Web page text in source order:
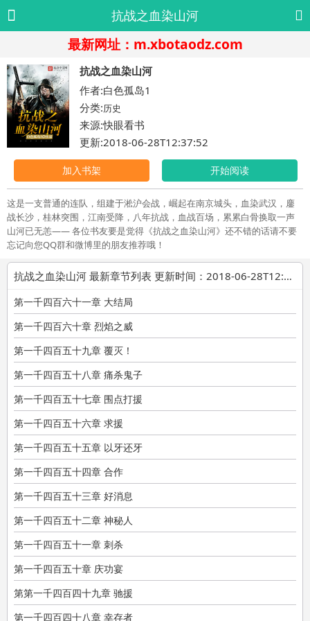
抗战之血染山河
最新网址：m.xbotaodz.com
抗战之血染山河
作者:白色孤岛1
分类:历史
来源:快眼看书
更新:2018-06-28T12:37:52
加入书架 开始阅读
这是一支普通的连队，组建于淞沪会战，崛起在南京城头，血染武汉，鏖
战长沙，桂林突围，江南受降，八年抗战，血战百场，累累白骨换取一声
山河已无恙—— 各位书友要是觉得《抗战之血染山河》还不错的话请不要
忘记向您QQ群和微博里的朋友推荐哦！
抗战之血染山河 最新章节列表 更新时间：2018-06-28T12:37:52
第一千四百六十一章 大结局
第一千四百六十章 烈焰之威
第一千四百五十九章 覆灭！
第一千四百五十八章 痛杀鬼子
第一千四百五十七章 围点打援
第一千四百五十六章 求援
第一千四百五十五章 以牙还牙
第一千四百五十四章 合作
第一千四百五十三章 好消息
第一千四百五十二章 神秘人
第一千四百五十一章 刺杀
第一千四百五十章 庆功宴
第第一千四百四十九章 驰援
第一千四百四十八章 幸存者